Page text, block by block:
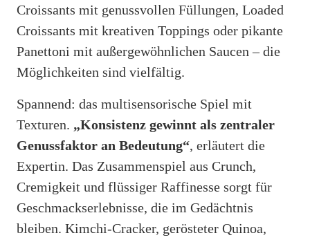
Croissants mit genussvollen Füllungen, Loaded
Croissants mit kreativen Toppings oder pikante
Panettoni mit außergewöhnlichen Saucen – die
Möglichkeiten sind vielfältig.
Spannend: das multisensorische Spiel mit
Texturen. „Konsistenz gewinnt als zentraler
Genussfaktor an Bedeutung“, erläutert die
Expertin. Das Zusammenspiel aus Crunch,
Cremigkeit und flüssiger Raffinesse sorgt für
Geschmackserlebnisse, die im Gedächtnis
bleiben. Kimchi-Cracker, gerösteter Quinoa,